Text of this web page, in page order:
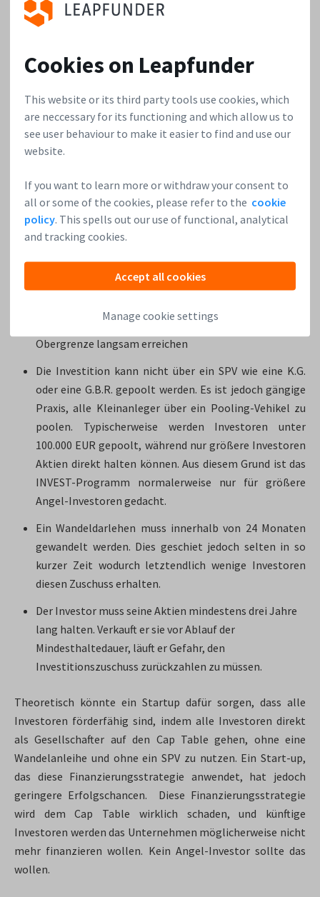
Cookies on Leapfunder
This website or its third party tools use cookies, which
are neccessary for its functioning and which allow us to
see user behaviour to make it easier to find and use our
website.
If you want to learn more or withdraw your consent to
all or some of the cookies, please refer to the cookie
policy. This spells out our use of functional, analytical
and tracking cookies.
Accept all cookies
Manage cookie settings
Im Allgemeinen ist nur die erste Investition in ein
Unternehmen förderfähig. Dies ist eine erhebliche
Investoren in späteren Finanzierungsrunden weiter
normal, dass die erste Investition relativ klein ist:
durch folgende Investitionen in ihre erfolgreichsten
Unternehmen kann ein Investor sicherstellen, dass der
größte Teil seines Kapitals in seine stärksten
Unternehmen fließt.
Die Mindestanlagesumme muss 10.000 EUR betragen.
Online-Investoren entscheiden sich manchmal dafür,
weniger zu investieren, insbesondere in der allerersten
Runde.
Jeder Investor kann maximal 100.000 EUR an
zehn Jahren läuft, werden einige Investoren diese
Obergrenze langsam erreichen
Die Investition kann nicht über ein SPV wie eine K.G.
oder eine G.B.R. gepoolt werden. Es ist jedoch gängige
Praxis, alle Kleinanleger über ein Pooling-Vehikel zu
poolen. Typischerweise werden Investoren unter
100.000 EUR gepoolt, während nur größere Investoren
Aktien direkt halten können. Aus diesem Grund ist das
INVEST-Programm normalerweise nur für größere
Angel-Investoren gedacht.
Ein Wandeldarlehen muss innerhalb von 24 Monaten
gewandelt werden. Dies geschiet jedoch selten in so
kurzer Zeit wodurch letztendlich wenige Investoren
diesen Zuschuss erhalten.
Der Investor muss seine Aktien mindestens drei Jahre
lang halten. Verkauft er sie vor Ablauf der
Mindesthaltedauer, läuft er Gefahr, den
Investitionszuschuss zurückzahlen zu müssen.
Theoretisch könnte ein Startup dafür sorgen, dass alle
Investoren förderfähig sind, indem alle Investoren direkt
als Gesellschafter auf den Cap Table gehen, ohne eine
Wandelanleihe und ohne ein SPV zu nutzen. Ein Start-up,
das diese Finanzierungsstrategie anwendet, hat jedoch
geringere Erfolgschancen. Diese Finanzierungsstrategie
wird dem Cap Table wirklich schaden, und künftige
Investoren werden das Unternehmen möglicherweise nicht
mehr finanzieren wollen. Kein Angel-Investor sollte das
wollen.